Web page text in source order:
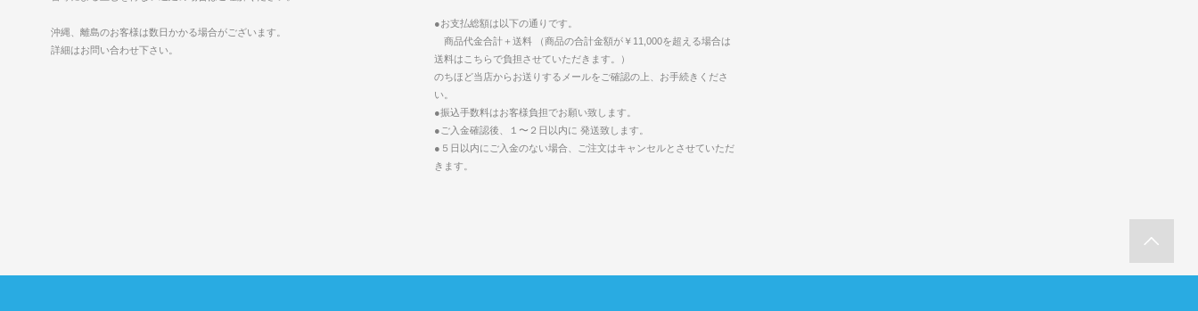
沖縄、離島のお客様は数日かかる場合がございます。
詳細はお問い合わせ下さい。
●お支払総額は以下の通りです。
商品代金合計＋送料 （商品の合計金額が￥11,000を超える場合は
送料はこちらで負担させていただきます。）
のちほど当店からお送りするメールをご確認の上、お手続きくださ
い。
●振込手数料はお客様負担でお願い致します。
●ご入金確認後、１〜２日以内に 発送致します。
●５日以内にご入金のない場合、ご注文はキャンセルとさせていただ
きます。